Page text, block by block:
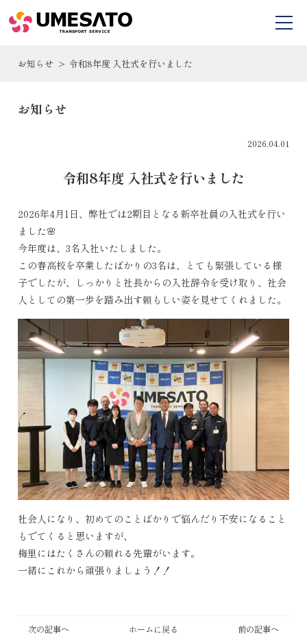
お知らせ 令和8年度 入社式を行いました
お知らせ
2026.04.01
令和8年度 入社式を行いました
2026年4月1日、弊社では2期目となる新卒社員の入社式を行い
ました🌸
今年度は、3名入社いたしました。
この春高校を卒業したばかりの3名は、とても緊張している様
子でしたが、しっかりと社長からの入社辞令を受け取り、社会
人としての第一歩を踏み出す頼もしい姿を見せてくれました。
社会人になり、初めてのことばかりで悩んだり不安になること
もでてくると思いますが、
梅里にはたくさんの頼れる先輩がいます。
一緒にこれから頑張りましょう！！
次の記事へ ホームに戻る 前の記事へ